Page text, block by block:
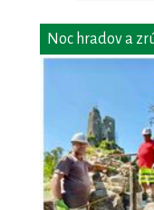
Noc hradov a